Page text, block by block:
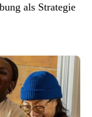
als Strategie